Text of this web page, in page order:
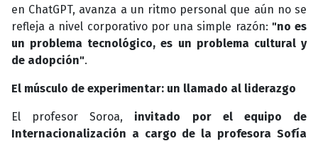
en ChatGPT, avanza a un ritmo personal que aún no se
refleja a nivel corporativo por una simple razón: "no es
un problema tecnológico, es un problema cultural y
de adopción".
El músculo de experimentar: un llamado al liderazgo
El profesor Soroa, invitado por el equipo de
Internacionalización a cargo de la profesora Sofía